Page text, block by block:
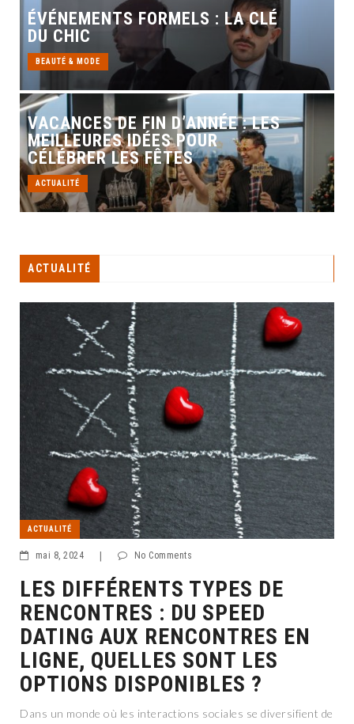
ÉVÉNEMENTS FORMELS : LA CLÉ
DU CHIC
BEAUTÉ & MODE
VACANCES DE FIN D’ANNÉE : LES
MEILLEURES IDÉES POUR
CÉLÉBRER LES FÊTES
ACTUALITÉ
ACTUALITÉ
ACTUALITÉ
mai 8, 2024 | No Comments
LES DIFFÉRENTS TYPES DE
RENCONTRES : DU SPEED
DATING AUX RENCONTRES EN
LIGNE, QUELLES SONT LES
OPTIONS DISPONIBLES ?
Dans un monde où les interactions sociales se diversifient de